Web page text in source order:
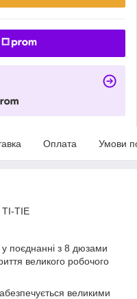
Оплата Умови
ТI-TIE
у поєднанні з 8 дюзами
великого робочого
великими